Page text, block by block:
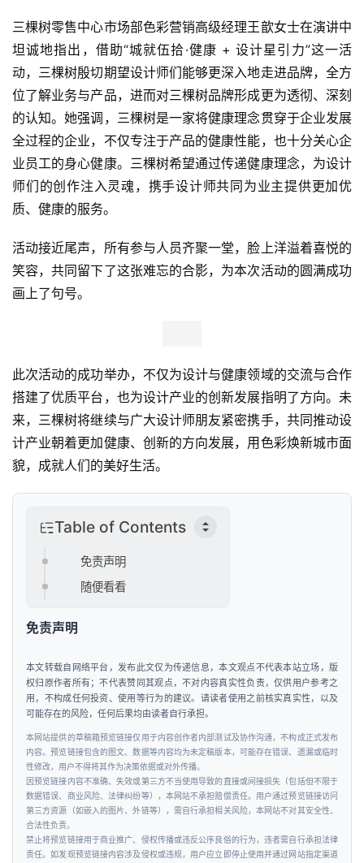
新
商
业
观
察
新
科
技
投
融
资
工
智
能
汽
车
&
讯
三棵树零售中心市场部色彩营销高级经理王歆女士在演讲中
坦诚地指出，借助“城就伍拾·健康 + 设计星引力”这一活
动，三棵树殷切期望设计师们能够更深入地走进品牌，全方
位了解业务与产品，进而对三棵树品牌形成更为透彻、深刻
的认知。她强调，三棵树是一家将健康理念贯穿于企业发展
全过程的企业，不仅专注于产品的健康性能，也十分关心企
业员工的身心健康。三棵树希望通过传递健康理念，为设计
师们的创作注入灵魂，携手设计师共同为业主提供更加优
质、健康的服务。
活动接近尾声，所有参与人员齐聚一堂，脸上洋溢着喜悦的
笑容，共同留下了这张难忘的合影，为本次活动的圆满成功
画上了句号。
此次活动的成功举办，不仅为设计与健康领域的交流与合作
搭建了优质平台，也为设计产业的创新发展指明了方向。未
来，三棵树将继续与广大设计师朋友紧密携手，共同推动设
计产业朝着更加健康、创新的方向发展，用色彩焕新城市面
貌，成就人们的美好生活。
Table of Contents
免责声明
随便看看
免责声明
本文转载自网络平台，发布此文仅为传递信息，本文观点不代表本站立场，版
权归原作者所有；不代表赞同其观点，不对内容真实性负责，仅供用户参考之
用，不构成任何投资、使用等行为的建议。请读者使用之前核实真实性，以及
可能存在的风险，任何后果均由读者自行承担。
本网站提供的草稿箱预览链接仅用于内容创作者内部测试及协作沟通，不构成正式发布
内容。预览链接包含的图文、数据等内容均为未定稿版本，可能存在错误、遗漏或临时
性修改，用户不得将其作为决策依据或对外传播。
因预览链接内容不准确、失效或第三方不当使用导致的直接或间接损失（包括但不限于
数据错误、商业风险、法律纠纷等），本网站不承担赔偿责任。用户通过预览链接访问
第三方资源（如嵌入的图片、外链等），需自行承担相关风险，本网站不对其安全性、
合法性负责。
禁止将预览链接用于商业推广、侵权传播或违反公序良俗的行为，违者需自行承担法律
责任。如发现预览链接内容涉及侵权或违规，用户应立即停止使用并通过网站指定渠道